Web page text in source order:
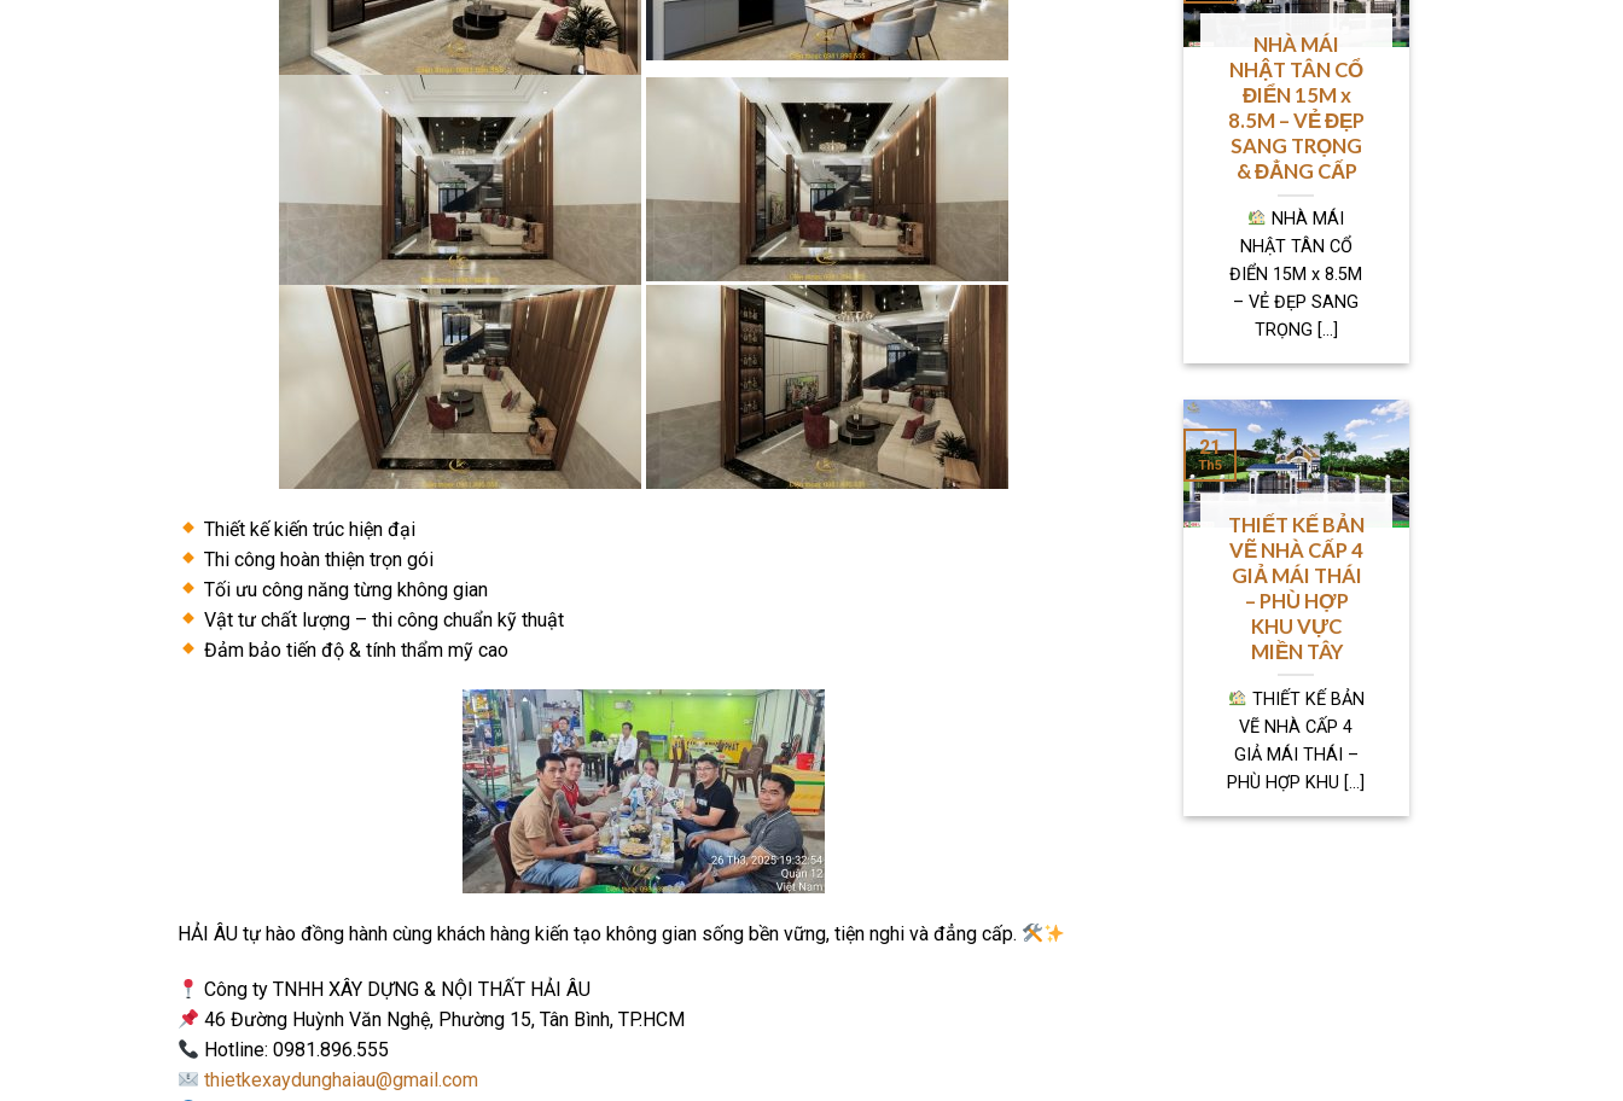
Thiết kế kiến trúc hiện đại
Thi công hoàn thiện trọn gói
Tối ưu công năng từng không gian
Vật tư chất lượng – thi công chuẩn kỹ thuật
Đảm bảo tiến độ & tính thẩm mỹ cao
HẢI ÂU tự hào đồng hành cùng khách hàng kiến tạo không gian sống bền vững, tiện nghi và đẳng cấp.
Công ty TNHH XÂY DỰNG & NỘI THẤT HẢI ÂU
46 Đường Huỳnh Văn Nghệ, Phường 15, Tân Bình, TP.HCM
Hotline: 0981.896.555
thietkexaydunghaiau@gmail.com
NHÀ MÁI
NHẬT TÂN CỔ
ĐIỂN 15M x
8.5M – VẺ ĐẸP
SANG TRỌNG
& ĐẲNG CẤP
NHÀ MÁI
NHẬT TÂN CỔ
ĐIỂN 15M x 8.5M
– VẺ ĐẸP SANG
TRỌNG [...]
THIẾT KẾ BẢN
VẼ NHÀ CẤP 4
GIẢ MÁI THÁI
– PHÙ HỢP
KHU VỰC
MIỀN TÂY
THIẾT KẾ BẢN
VẼ NHÀ CẤP 4
GIẢ MÁI THÁI –
PHÙ HỢP KHU [...]
21
Th5